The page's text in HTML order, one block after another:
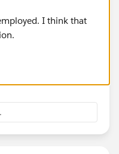
I think that